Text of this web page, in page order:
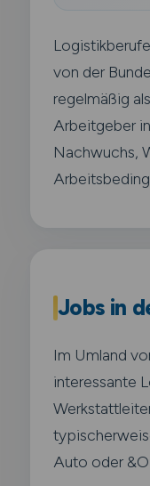
von der
regelmäßig
Arbeitgeber
Nachwuchs,
Jobs in
Im Umland
interessante
Auto oder